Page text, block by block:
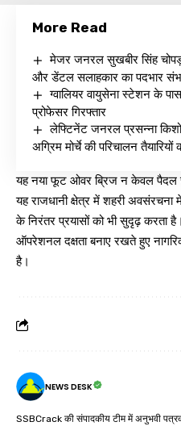
More Read
मेजर जनरल सुखबीर सिंह
और डेंटल सलाहकार का पदभार
ग्वालियर वायुसेना स्टेशन के
प्रोफेसर गिरफ्तार
लेफ्टिनेंट जनरल प्रसन्ना
अग्रिम मोर्चे की परिचालन तैयारियों
यह नया फूट ओवर ब्रिज न केवल पैदल
यह राजधानी क्षेत्र में शहरी
के निरंतर प्रयासों को भी सुदृढ़ करता
ऑपरेशनल दक्षता बनाए रखते हुए
है।
NEWS DESK
SSBCrack की संपादकीय टीम में अनुभवी